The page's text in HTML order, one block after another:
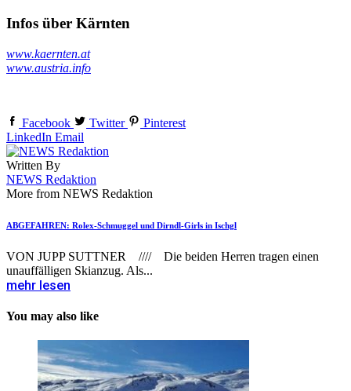
Infos über Kärnten
www.kaernten.at
www.austria.info
Facebook Twitter
Pinterest
LinkedIn Email
Written By
NEWS Redaktion
More from NEWS Redaktion
ABGEFAHREN: Rolex-Schmuggel und Dirndl-Girls in Ischgl
VON JUPP SUTTNER //// Die beiden Herren tragen einen
unauffälligen Skianzug. Als...
mehr lesen
You may also like